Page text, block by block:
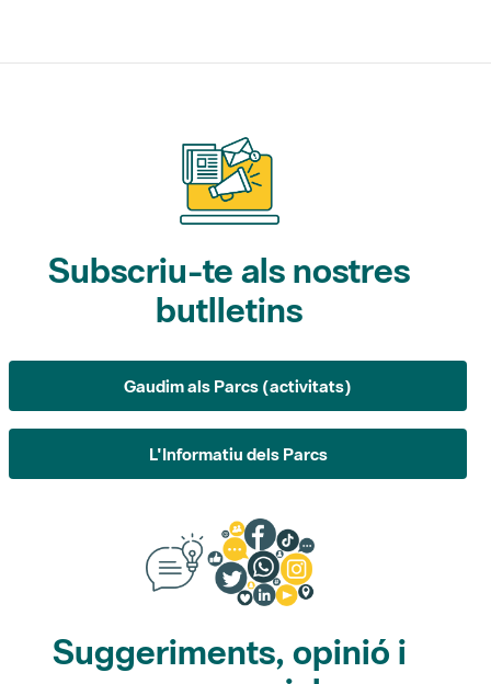
Subscriu-te als nostres
butlletins
L'Informatiu dels Parcs
Suggeriments, opinió i
xarxes socials